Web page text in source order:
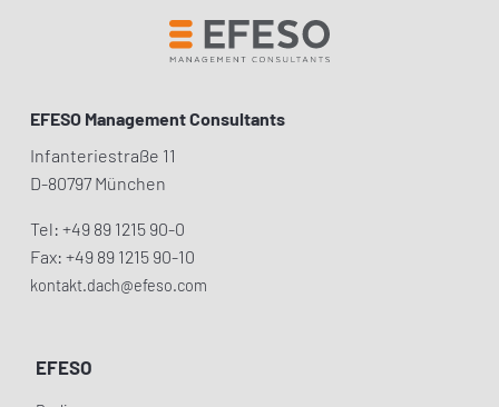
EFESO Management Consultants
Infanteriestraße 11
D-80797 München
Tel: +49 89 1215 90-0
Fax: +49 89 1215 90-10
kontakt.dach@efeso.com
EFESO